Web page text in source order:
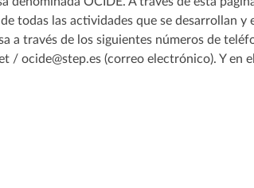
todas las actividades que se desarrollan y
a través de los siguientes números de
/ ocide@step.es (correo electrónico). Y en